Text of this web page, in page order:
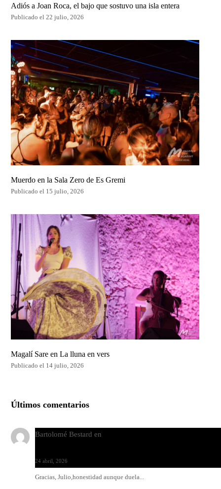
Adiós a Joan Roca, el bajo que sostuvo una isla entera
Publicado el 22 julio, 2026
Muerdo en la Sala Zero de Es Gremi
Publicado el 15 julio, 2026
Magalí Sare en La lluna en vers
Publicado el 14 julio, 2026
Últimos comentarios
Bartolomé Bestard en
24 abril, 2026
Gracias, Julio,honestidad aunque duela...